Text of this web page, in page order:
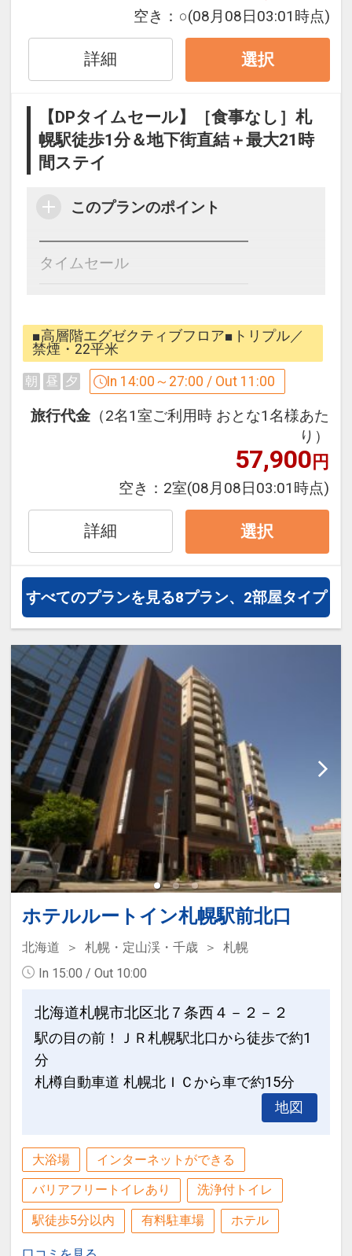
際も濡れずに安心です。
・新千歳空港行バス乗り場目の前で、荷
物を持っていても楽々。
・ビル内には、北海道グルメを味わえる
■かゆいところに手が届く【快適サービ
ス】
11時】の、ゆとりある滞在時間。
光！
━━朝食のご案内━━
北海道の「なまらうまい」をたっぷり詰
め込んだ朝食ビュッフェ
【営業時間】6:30～10:00閉店（9:40最
【料金】大人・小学生2500円（税込）、
未就学児代金不要
ご利用の際は、フロントまでお申し付け
━━SDGs・環境保護への取り組み━━
プラスチック製品の削減のため、お部屋
にご用意するアメニティを必要最小限に
しております。
7階ロビーに多彩なアメニティをご用意
しておりますので、ご利用分をお部屋ま
でお持ちください。
━━ご案内━━
・チェックイン14時～／チェックアウト
11時
・当館には無料の駐車場はございませ
ん。
●近隣の契約駐車場（1泊1500円）12:00
～翌12:00 ※大きさ制限有り
三井のリパーク読売北海道ビル駐車場
口
設定期間：2024年6月17日～2027年6月
30日
インターネットコース番号：DP-2-
空き： ○(08月08日03:01時点)
詳細 選択
【DPタイムセール】［食事なし］札
幌駅徒歩1分＆地下街直結＋最大21時
間ステイ
このプランのポイント
━━━━━━━━━━━━━━
タイムセール
イを叶える当館で♪
■観光にもビジネスにも♪【抜群のアクセ
ス】
・地下街APIAも直結しており、雨や雪の
・新千歳空港行バス乗り場目の前で、荷
物を持っていても楽々。
・ビル内には、北海道グルメを味わえる
■かゆいところに手が届く【快適サービ
ス】
・【チェックイン14時、チェックアウト
11時】の、ゆとりある滞在時間。
・「手荷物預かり（代金不要）＆セルフ
クローク」完備。荷物を預けて身軽に観
光！
・スキンケアアメニティやアイマスクな
ど、アメニティも幅広くご用意。
━━朝食のご案内━━
北海道の「なまらうまい」をたっぷり詰
め込んだ朝食ビュッフェ
【営業時間】6:30～10:00閉店（9:40最
終入店）
【料金】大人・小学生2500円（税
ご利用の際は、フロントまでお申し付け
ください。
━━SDGs・環境保護への取り組み━━
プラスチック製品の削減のため、お部屋
しております。
7階ロビーに多彩なアメニティをご用意
しておりますので、ご利用分をお部屋ま
でお持ちください。
■高層階エグゼクティブフロア■トリプル／
禁煙・22平米
朝 昼 夕 In 14:00～27:00 / Out 11:00
旅行代金 （2名1室ご利用時 おとな1名様あた
り）
57,900円
空き： 2室(08月08日03:01時点)
詳細 選択
すべてのプランを見る8プラン、2部屋タイプ
ホテルルートイン札幌駅前北口
北海道 札幌・定山渓・千歳
札幌
In 15:00 / Out 10:00
北海道札幌市北区北７条西４－２－２
駅の目の前！ＪＲ札幌駅北口から徒歩で約1
分
札樽自動車道 札幌北ＩＣから車で約15分
地図
大浴場 インターネットができる
バリアフリートイレあり 洗浄付トイレ
駅徒歩5分以内 有料駐車場 ホテル